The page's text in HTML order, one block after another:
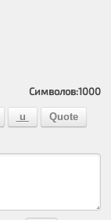
Символов:1000